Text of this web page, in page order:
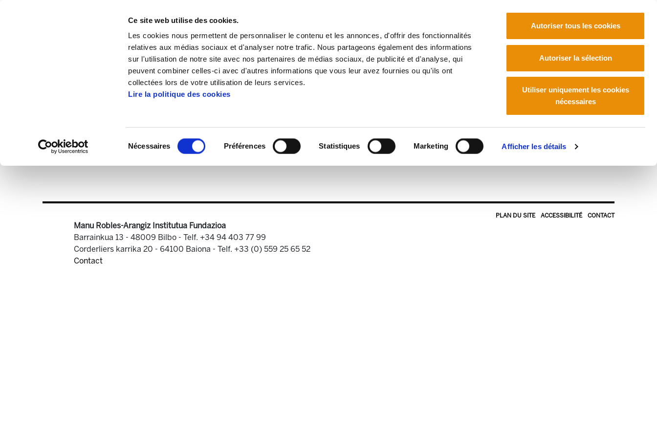
Ce site web utilise des cookies.
Les cookies nous permettent de personnaliser le contenu et les annonces, d'offrir des fonctionnalités
relatives aux médias sociaux et d'analyser notre trafic. Nous partageons également des informations
sur l'utilisation de notre site avec nos partenaires de médias sociaux, de publicité et d'analyse, qui
peuvent combiner celles-ci avec d'autres informations que vous leur avez fournies ou qu'ils ont
collectées lors de votre utilisation de leurs services.
Lire la politique des cookies
Nécessaires Préférences Statistiques Marketing Afficher les détails
Autoriser tous les cookies
Autoriser la sélection
Utiliser uniquement les cookies
nécessaires
Publications Enbata + Alda! Enbata + Alda! 1975
Enbata-Alda1975(66)2.pdf 683.8 KB
PLAN DU SITE ACCESSIBILITÉ CONTACT
Manu Robles-Arangiz Institutua Fundazioa
Barrainkua 13 - 48009 Bilbo - Telf. +34 94 403 77 99
Corderliers karrika 20 - 64100 Baiona - Telf. +33 (0) 559 25 65 52
Contact